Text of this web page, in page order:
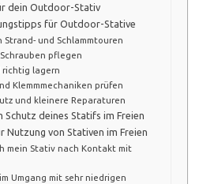
dein Outdoor-Stativ
für Outdoor-Stative
Strand- und Schlammtouren
pflegen
richtig lagern
Klemmmechaniken prüfen
und kleinere Reparaturen
Schutz deines Statifs im Freien
Nutzung von Stativen im Freien
mein Stativ nach Kontakt mit
Umgang mit sehr niedrigen